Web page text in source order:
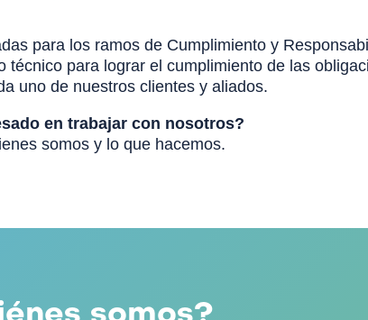
para los ramos de Cumplimiento y
para lograr el cumplimiento de las
uno de nuestros clientes y aliados.
en trabajar con nosotros?
somos y lo que hacemos.